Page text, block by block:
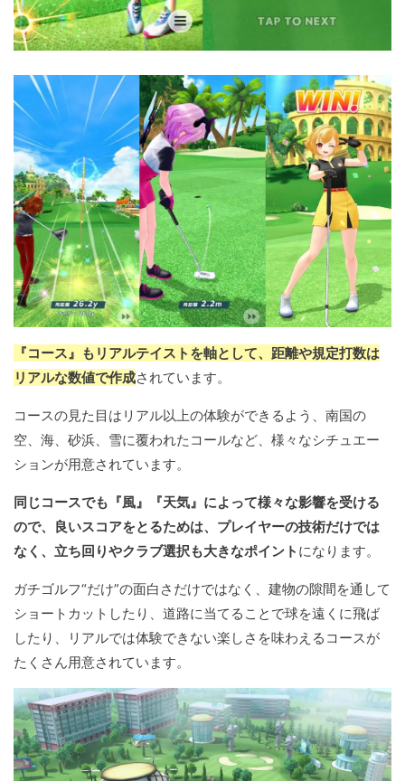
『コース』もリアルテイストを軸として、距離や規定打数は
リアルな数値で作成されています。
コースの見た目はリアル以上の体験ができるよう、南国の
空、海、砂浜、雪に覆われたコールなど、様々なシチュエー
ションが用意されています。
同じコースでも『風』『天気』によって様々な影響を受ける
ので、良いスコアをとるためは、プレイヤーの技術だけでは
なく、立ち回りやクラブ選択も大きなポイント になります。
ガチゴルフ“だけ”の面白さだけではなく、建物の隙間を通して
ショートカットしたり、道路に当てることで球を遠くに飛ば
したり、リアルでは体験できない楽しさを味わえるコースが
たくさん用意されています。